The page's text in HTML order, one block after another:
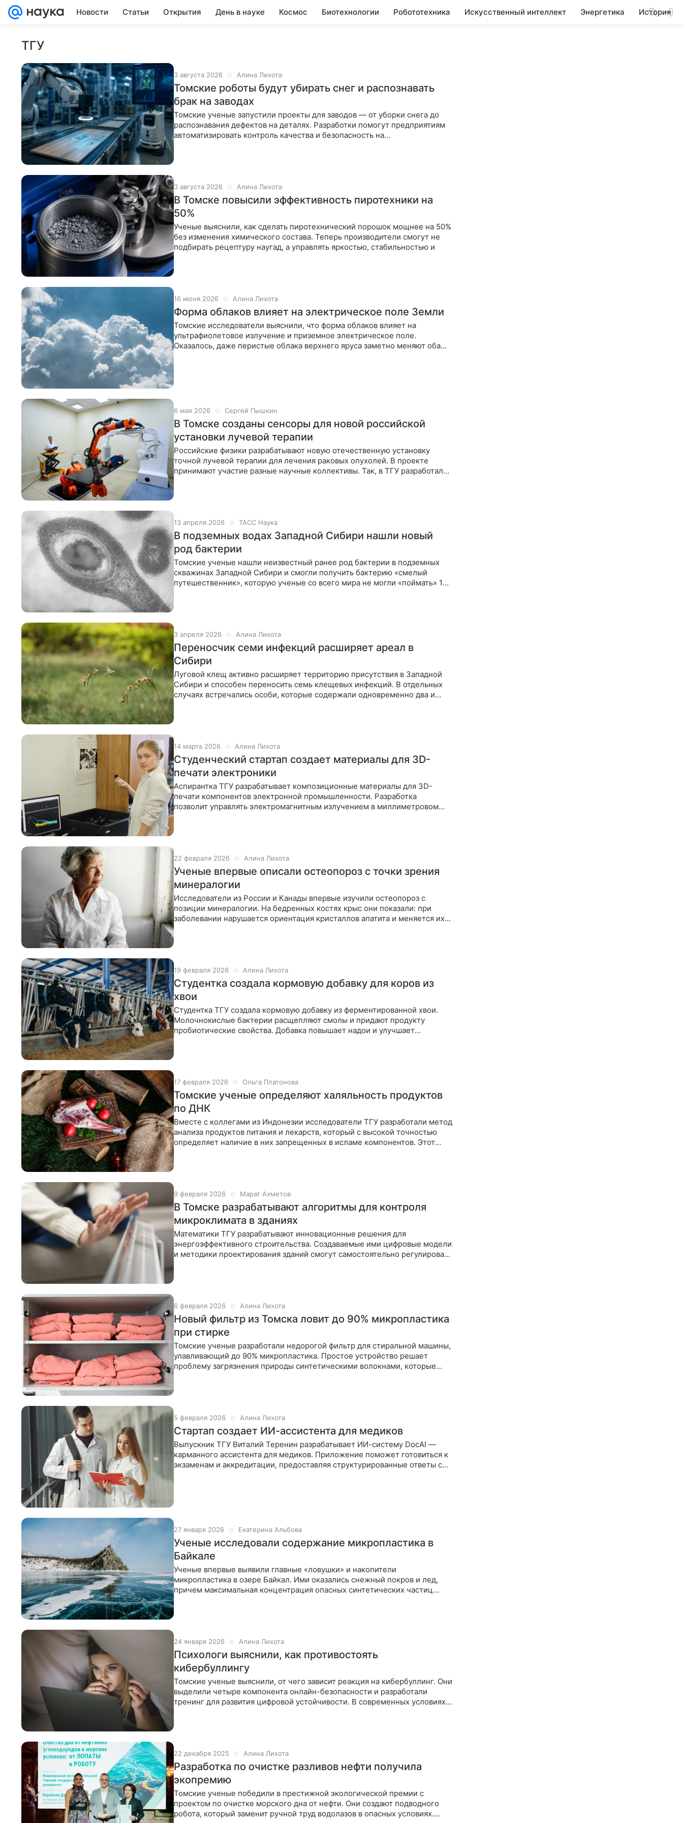
Новости Статьи Открытия День в науке Космос Биотехнологии Робототехника Искусственный интеллект Энергетика История
ТГУ
3 августа 2026 Алина Лихота
Томские роботы будут убирать снег и распознавать
брак на заводах
Томские ученые запустили проекты для заводов — от уборки снега до
распознавания дефектов на деталях. Разработки помогут предприятиям
автоматизировать контроль качества и безопасность на
3 августа 2026 Алина Лихота
В Томске повысили эффективность пиротехники на
50%
Ученые выяснили, как сделать пиротехнический порошок мощнее на 50%
без изменения химического состава. Теперь производители смогут не
подбирать рецептуру наугад, а управлять яркостью, стабильностью и
16 июня 2026 Алина Лихота
Форма облаков влияет на электрическое поле Земли
Томские исследователи выяснили, что форма облаков влияет на
ультрафиолетовое излучение и приземное электрическое поле.
Оказалось, даже перистые облака верхнего яруса заметно меняют оба
6 мая 2026 Сергей Пышкин
В Томске созданы сенсоры для новой российской
установки лучевой терапии
Российские физики разрабатывают новую отечественную установку
точной лучевой терапии для лечения раковых опухолей. В проекте
принимают участие разные научные коллективы. Так, в ТГУ разработали
13 апреля 2026 ТАСС Наука
В подземных водах Западной Сибири нашли новый
род бактерии
Томские ученые нашли неизвестный ранее род бактерии в подземных
скважинах Западной Сибири и смогли получить бактерию «смелый
путешественник», которую ученые со всего мира не могли «поймать» 10
3 апреля 2026 Алина Лихота
Переносчик семи инфекций расширяет ареал в
Сибири
Луговой клещ активно расширяет территорию присутствия в Западной
Сибири и способен переносить семь клещевых инфекций. В отдельных
случаях встречались особи, которые содержали одновременно два и
14 марта 2026 Алина Лихота
Студенческий стартап создает материалы для 3D-
печати электроники
Аспирантка ТГУ разрабатывает композиционные материалы для 3D-
печати компонентов электронной промышленности. Разработка
позволит управлять электромагнитным излучением в миллиметровом
22 февраля 2026 Алина Лихота
Ученые впервые описали остеопороз с точки зрения
минералогии
Исследователи из России и Канады впервые изучили остеопороз с
позиции минералогии. На бедренных костях крыс они показали: при
заболевании нарушается ориентация кристаллов апатита и меняется их
19 февраля 2026 Алина Лихота
Студентка создала кормовую добавку для коров из
хвои
Студентка ТГУ создала кормовую добавку из ферментированной хвои.
Молочнокислые бактерии расщепляют смолы и придают продукту
пробиотические свойства. Добавка повышает надои и улучшает
17 февраля 2026 Ольга Платонова
Томские ученые определяют халяльность продуктов
по ДНК
Вместе с коллегами из Индонезии исследователи ТГУ разработали метод
анализа продуктов питания и лекарств, который с высокой точностью
определяет наличие в них запрещенных в исламе компонентов. Этот
9 февраля 2026 Марат Ахметов
В Томске разрабатывают алгоритмы для контроля
микроклимата в зданиях
Математики ТГУ разрабатывают инновационные решения для
энергоэффективного строительства. Создаваемые ими цифровые модели
и методики проектирования зданий смогут самостоятельно регулировать
6 февраля 2026 Алина Лихота
Новый фильтр из Томска ловит до 90% микропластика
при стирке
Томские ученые разработали недорогой фильтр для стиральной машины,
улавливающий до 90% микропластика. Простое устройство решает
проблему загрязнения природы синтетическими волокнами, которые
5 февраля 2026 Алина Лихота
Стартап создает ИИ-ассистента для медиков
Выпускник ТГУ Виталий Теренин разрабатывает ИИ-систему DocAI —
карманного ассистента для медиков. Приложение поможет готовиться к
экзаменам и аккредитации, предоставляя структурированные ответы с
27 января 2026 Екатерина Альбова
Ученые исследовали содержание микропластика в
Байкале
Ученые впервые выявили главные «ловушки» и накопители
микропластика в озере Байкал. Ими оказались снежный покров и лед,
причем максимальная концентрация опасных синтетических частиц
24 января 2026 Алина Лихота
Психологи выяснили, как противостоять
кибербуллингу
Томские ученые выяснили, от чего зависит реакция на кибербуллинг. Они
выделили четыре компонента онлайн-безопасности и разработали
тренинг для развития цифровой устойчивости. В современных условиях,
22 декабря 2025 Алина Лихота
Разработка по очистке разливов нефти получила
экопремию
Томские ученые победили в престижной экологической премии с
проектом по очистке морского дна от нефти. Они создают подводного
робота, который заменит ручной труд водолазов в опасных условиях.